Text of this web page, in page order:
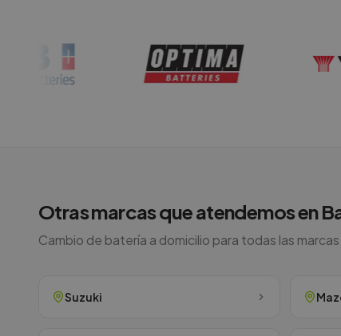
Otras marcas que atendemos en
Cambio de batería a domicilio para todas las
Suzuki